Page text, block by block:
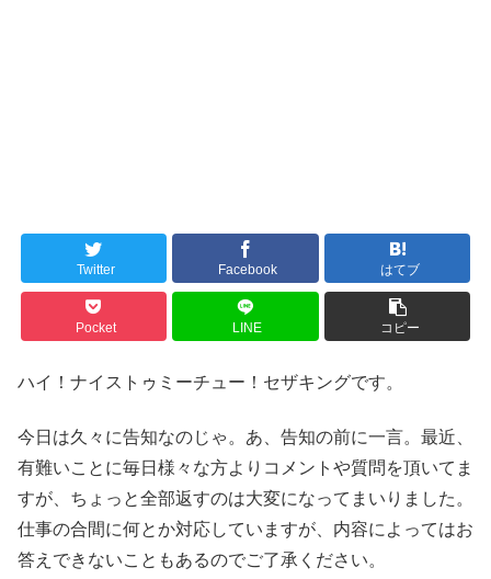
Twitter Facebook はてブ
Pocket LINE コピー
ハイ！ナイストゥミーチュー！セザキングです。
今日は久々に告知なのじゃ。あ、告知の前に一言。最近、
有難いことに毎日様々な方よりコメントや質問を頂いてま
すが、ちょっと全部返すのは大変になってまいりました。
仕事の合間に何とか対応していますが、内容によってはお
答えできないこともあるのでご了承ください。